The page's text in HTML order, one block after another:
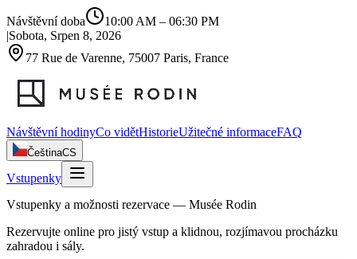
Návštěvní doba 10:00 AM – 06:30 PM
|Sobota, Srpen 8, 2026
77 Rue de Varenne, 75007 Paris, France
Návštěvní hodinyCo vidětHistorieUžitečné informaceFAQ
ČeštinaCS
Vstupenky
Vstupenky a možnosti rezervace — Musée Rodin
Rezervujte online pro jistý vstup a klidnou, rozjímavou procházku
zahradou i sály.